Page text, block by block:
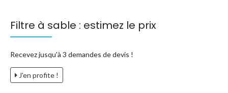
Filtre à sable : estimez le prix
Recevez jusqu'à 3 demandes de devis !
J'en profite !